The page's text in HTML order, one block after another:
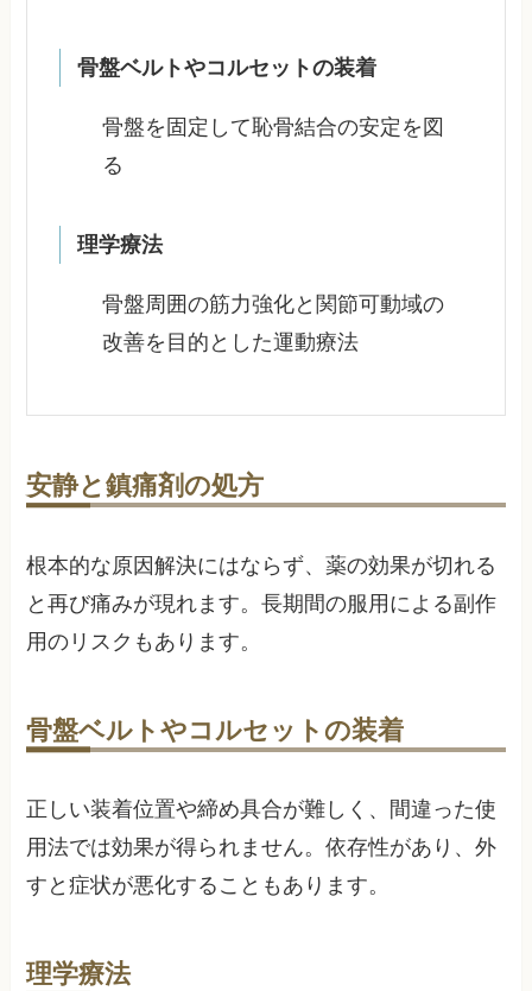
骨盤ベルトやコルセットの装着
骨盤を固定して恥骨結合の安定を図
る
理学療法
骨盤周囲の筋力強化と関節可動域の
改善を目的とした運動療法
安静と鎮痛剤の処方
根本的な原因解決にはならず、薬の効果が切れる
と再び痛みが現れます。長期間の服用による副作
用のリスクもあります。
骨盤ベルトやコルセットの装着
正しい装着位置や締め具合が難しく、間違った使
用法では効果が得られません。依存性があり、外
すと症状が悪化することもあります。
理学療法